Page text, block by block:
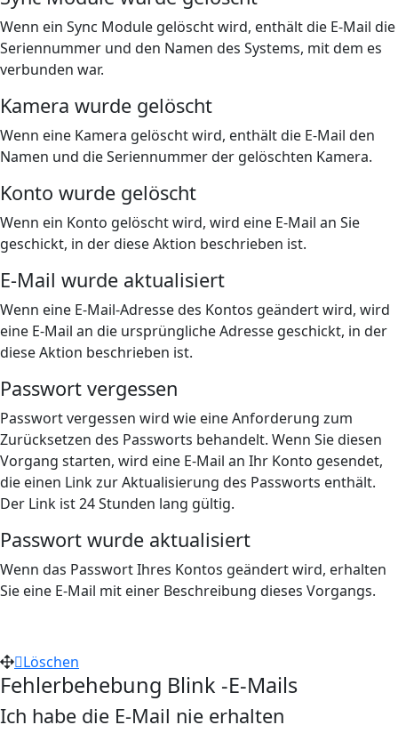
Wenn ein Sync Module gelöscht wird, enthält die E-Mail die
Seriennummer und den Namen des Systems, mit dem es
verbunden war.
Kamera wurde gelöscht
Wenn eine Kamera gelöscht wird, enthält die E-Mail den
Namen und die Seriennummer der gelöschten Kamera.
Konto wurde gelöscht
Wenn ein Konto gelöscht wird, wird eine E-Mail an Sie
geschickt, in der diese Aktion beschrieben ist.
E-Mail wurde aktualisiert
Wenn eine E-Mail-Adresse des Kontos geändert wird, wird
eine E-Mail an die ursprüngliche Adresse geschickt, in der
diese Aktion beschrieben ist.
Passwort vergessen
Passwort vergessen wird wie eine Anforderung zum
Zurücksetzen des Passworts behandelt. Wenn Sie diesen
Vorgang starten, wird eine E-Mail an Ihr Konto gesendet,
die einen Link zur Aktualisierung des Passworts enthält.
Der Link ist 24 Stunden lang gültig.
Passwort wurde aktualisiert
Wenn das Passwort Ihres Kontos geändert wird, erhalten
Sie eine E-Mail mit einer Beschreibung dieses Vorgangs.
Löschen
Fehlerbehebung Blink -E-Mails
Ich habe die E-Mail nie erhalten